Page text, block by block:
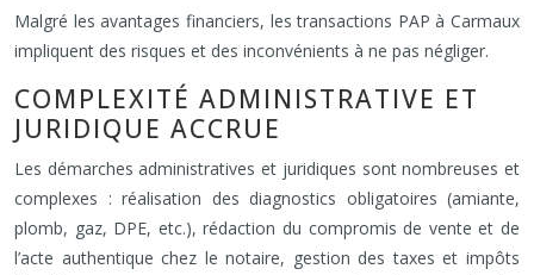
Malgré les avantages financiers, les transactions PAP à Carmaux
impliquent des risques et des inconvénients à ne pas négliger.
COMPLEXITÉ ADMINISTRATIVE ET
JURIDIQUE ACCRUE
Les démarches administratives et juridiques sont nombreuses et
complexes : réalisation des diagnostics obligatoires (amiante,
plomb, gaz, DPE, etc.), rédaction du compromis de vente et de
l’acte authentique chez le notaire, gestion des taxes et impôts